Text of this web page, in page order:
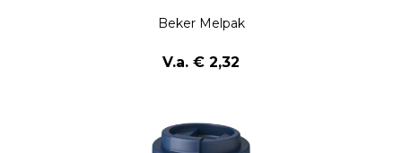
Beker Melpak
V.a. € 2,32